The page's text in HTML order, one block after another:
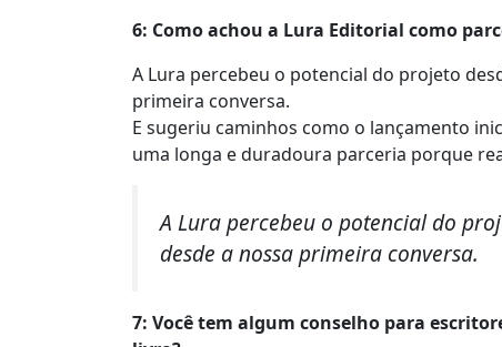
6: Como achou a Lura Editorial como
A Lura percebeu o potencial do projeto
primeira conversa.
E sugeriu caminhos como o lançamento
uma longa e duradoura parceria porque
A Lura percebeu o potencial do
desde a nossa primeira conversa.
7: Você tem algum conselho para